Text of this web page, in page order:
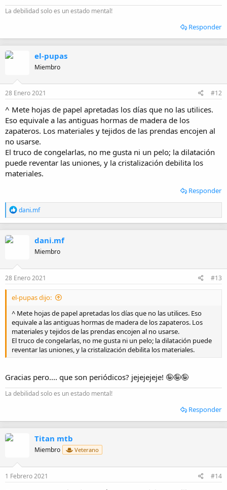
La debilidad solo es un estado mental!
Responder
el-pupas
Miembro
28 Enero 2021 #12
^ Mete hojas de papel apretadas los días que no las utilices.
Eso equivale a las antiguas hormas de madera de los
zapateros. Los materiales y tejidos de las prendas encojen al
no usarse.
El truco de congelarlas, no me gusta ni un pelo; la dilatación
puede reventar las uniones, y la cristalización debilita los
materiales.
Responder
R
e
a
n
s
dani.mf
dani.mf
Miembro
28 Enero 2021 #13
el-pupas dijo:
^ Mete hojas de papel apretadas los días que no las utilices. Eso
equivale a las antiguas hormas de madera de los zapateros. Los
materiales y tejidos de las prendas encojen al no usarse.
El truco de congelarlas, no me gusta ni un pelo; la dilatación puede
reventar las uniones, y la cristalización debilita los materiales.
Gracias pero.... que son periódicos? jejejejeje! 🤪🤪🤪
La debilidad solo es un estado mental!
Responder
Titan mtb
Miembro Veterano
1 Febrero 2021 #14